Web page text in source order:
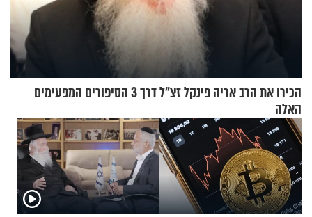
הכירו את הרב אריה פינקל זצ"ל דרך 3 הסיפורים המפעימים
האלה